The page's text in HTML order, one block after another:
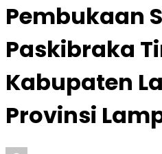
Pembukaan
Paskibraka
Kabupaten
Provinsi